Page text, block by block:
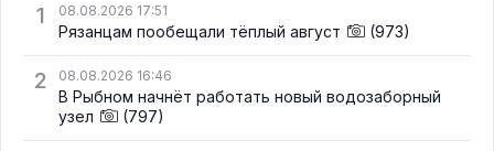
1
08.08.2026 17:51
Рязанцам пообещали тёплый август (973)
2 08.08.2026 16:46
В Рыбном начнёт работать новый водозаборный
узел
(797)